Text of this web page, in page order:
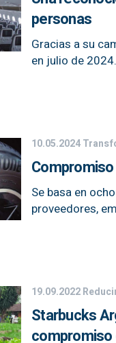
personas
Gracias a su
en julio de 2024.
10.05.2024
Se basa en
proveedores,
19.09.2022
Starbucks